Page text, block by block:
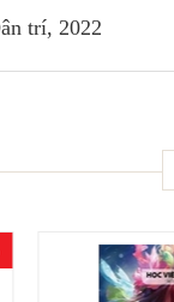
trí, 2022